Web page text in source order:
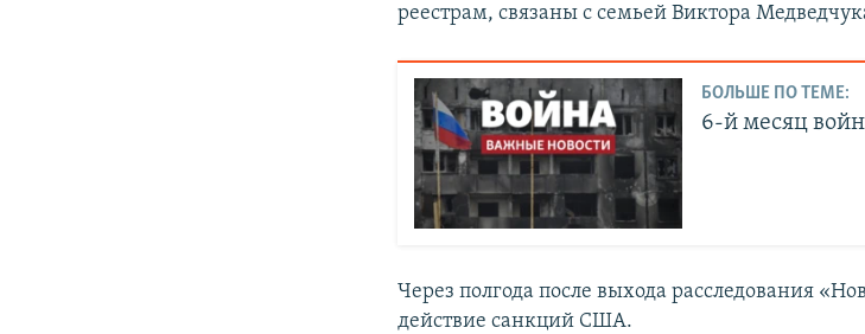
реестрам, связаны с семьей Виктора
БОЛЬШЕ ПО ТЕМЕ:
6-й месяц
Через полгода после выхода расследования
действие санкций США.